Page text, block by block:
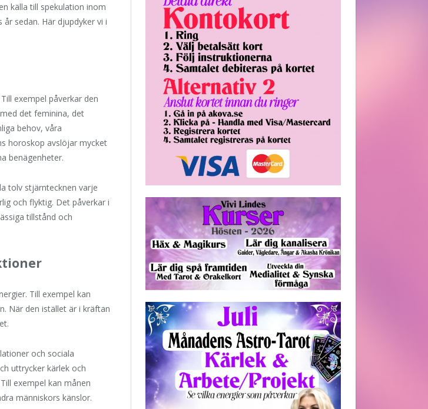
källa till spekulation inom
sedan. Här djupdyker vi i
exempel påverkar den
det feminina, det
behov, våra
horoskop avslöjar mycket
benägenheter.
tolv stjärntecknen varje
och flyktig. Det påverkar i
tillstånd och
Till exempel kan
När den istället är i kräftan
och sociala
uttrycker kärlek och
exempel kan månen
människors känslor.